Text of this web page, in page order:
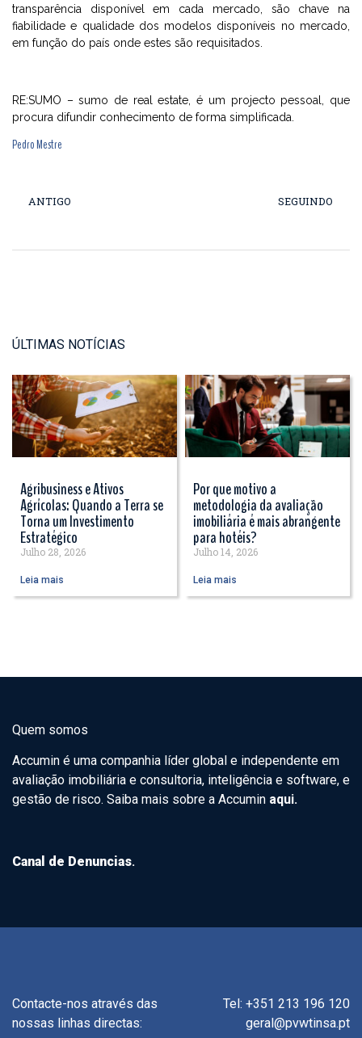
transparência disponível em cada mercado, são chave na
fiabilidade e qualidade dos modelos disponíveis no mercado,
em função do país onde estes são requisitados.
RE:SUMO – sumo de real estate, é um projecto pessoal, que
procura difundir conhecimento de forma simplificada.
Pedro Mestre
ANTIGO SEGUINDO
ÚLTIMAS NOTÍCIAS
Agribusiness e Ativos
Agrícolas: Quando a Terra se
Torna um Investimento
Estratégico
Julho 28, 2026
Leia mais
Por que motivo a
metodologia da avaliação
imobiliária é mais abrangente
para hotéis?
Julho 14, 2026
Leia mais
Quem somos
Accumin é uma companhia líder global e independente em
avaliação imobiliária e consultoria, inteligência e software, e
gestão de risco. Saiba mais sobre a Accumin aqui.
Canal de Denuncias.
Contacte-nos através das
nossas linhas directas:
Tel: +351 213 196 120
geral@pvwtinsa.pt